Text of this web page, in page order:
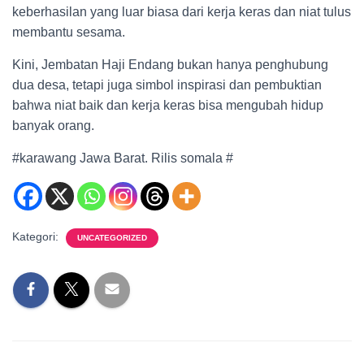
keberhasilan yang luar biasa dari kerja keras dan niat tulus
membantu sesama.
Kini, Jembatan Haji Endang bukan hanya penghubung
dua desa, tetapi juga simbol inspirasi dan pembuktian
bahwa niat baik dan kerja keras bisa mengubah hidup
banyak orang.
#karawang Jawa Barat. Rilis somala #
Kategori: UNCATEGORIZED